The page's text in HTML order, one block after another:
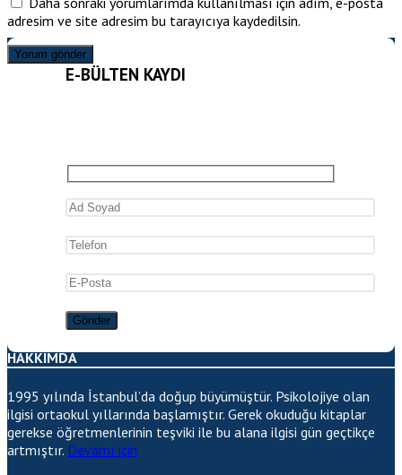
adresim ve site adresim bu tarayıcıya kaydedilsin.
E-BÜLTEN KAYDI
HAKKIMDA
1995 yılında İstanbul’da doğup büyümüştür. Psikolojiye olan
ilgisi ortaokul yıllarında başlamıştır. Gerek okuduğu kitaplar
gerekse öğretmenlerinin teşviki ile bu alana ilgisi gün geçtikçe
artmıştır. Devamı için